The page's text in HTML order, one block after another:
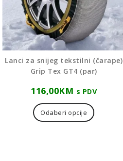
Lanci za snijeg tekstilni (čarape)
Grip Tex GT4 (par)
116,00KM s PDV
Odaberi opcije
proizvod